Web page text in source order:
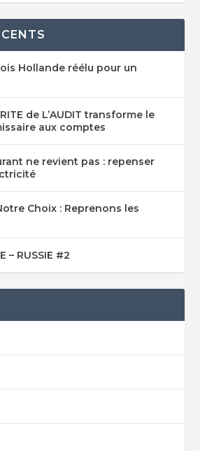
Hollande réélu pour un
de L’AUDIT transforme le
aux comptes
ne revient pas : repenser
Choix : Reprenons les
– RUSSIE #2